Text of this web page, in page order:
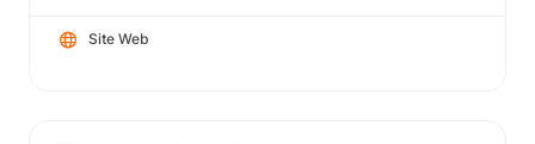
Site Web